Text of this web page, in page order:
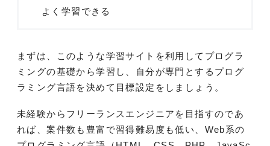
よく学習できる
まずは、このような学習サイトを利用してプログラ
ミングの基礎から学習し、自分が専門とするプログ
ラミング言語を決めて目標設定をしましょう。
未経験からフリーランスエンジニアを目指すのであ
れば、案件数も豊富で習得難易度も低い、Web系の